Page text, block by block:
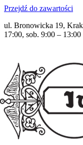
Przejdź do zawartości
ul. Bronowicka 19,
17:00, sob. 9:00 – 13:00